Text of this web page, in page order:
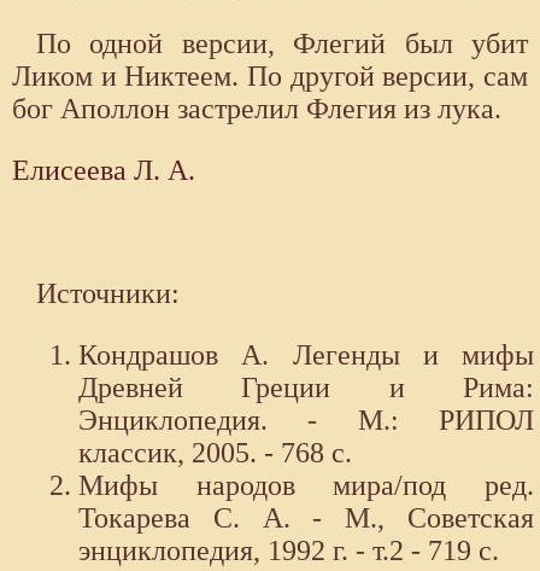
По одной версии, Флегий был убит
Ликом и Никтеем. По другой версии, сам
бог Аполлон застрелил Флегия из лука.
Елисеева Л. А.
Источники:
Кондрашов А. Легенды и мифы
Древней Греции и Рима:
Энциклопедия. - М.: РИПОЛ
классик, 2005. - 768 с.
Мифы народов мира/под ред.
Токарева С. А. - М., Советская
энциклопедия, 1992 г. - т.2 - 719 с.